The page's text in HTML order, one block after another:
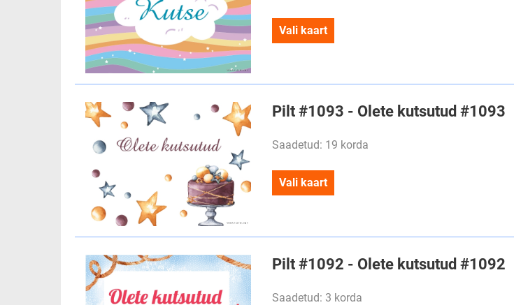
Vali kaart
Pilt #1093 - Olete kutsutud #1093
Saadetud: 19 korda
Vali kaart
Pilt #1092 - Olete kutsutud #1092
Saadetud: 3 korda